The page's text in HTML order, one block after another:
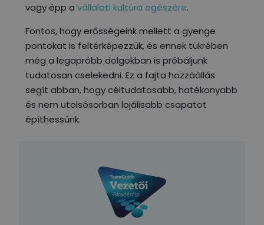
vagy épp a vállalati kultúra egészére.
Fontos, hogy erősségeink mellett a gyenge
pontokat is feltérképezzük, és ennek tükrében
még a legapróbb dolgokban is próbáljunk
tudatosan cselekedni. Ez a fajta hozzáállás
segít abban, hogy céltudatosabb, hatékonyabb
és nem utolsósorban lojálisabb csapatot
építhessünk.